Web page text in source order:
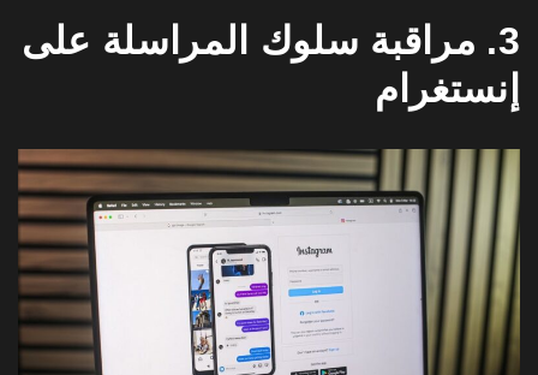
3. مراقبة سلوك المراسلة على
إنستغرام